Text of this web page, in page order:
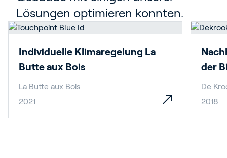
Lösungen optimieren konnten.
Individuelle Klimaregelung La
Butte aux Bois
La Butte aux Bois
2021
der
De
2018